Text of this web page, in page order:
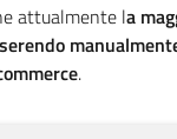
attualmente la
.